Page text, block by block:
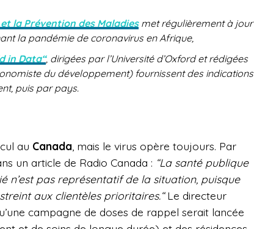
la Prévention des Maladiesmet régulièrement à jour
la pandémie de coronavirus en Afrique,
in Data“, dirigées par l’Université d’Oxford et rédigées
du développement) fournissent des indications
puis par pays.
au Canada , mais le virus opère toujours. Par
un article de Radio Canada : “La santé publique
n’est pas représentatif de la situation, puisque
aux clientèles prioritaires.“Le directeur
campagne de doses de rappel serait lancée